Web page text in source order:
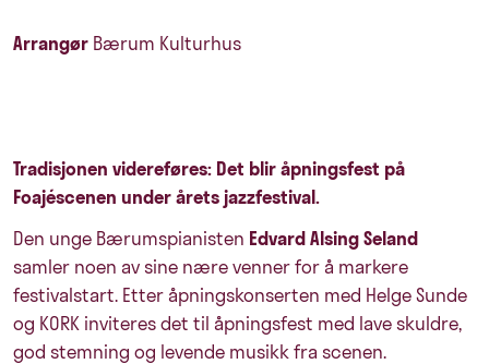
Arrangør Bærum Kulturhus
Tradisjonen videreføres: Det blir åpningsfest på
Foajéscenen under årets jazzfestival.
Den unge Bærumspianisten Edvard Alsing Seland
samler noen av sine nære venner for å markere
festivalstart. Etter åpningskonserten med Helge Sunde
og KORK inviteres det til åpningsfest med lave skuldre,
god stemning og levende musikk fra scenen.